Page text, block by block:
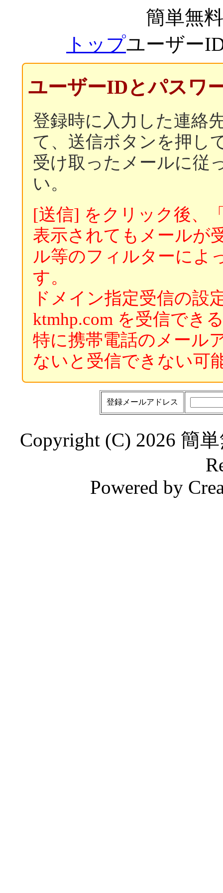
簡単無
トップユーザー
ユーザーIDとパスワ
登録時に入力した連絡
て、送信ボタンを押し
受け取ったメールに従
い。
[送信] をクリック後、
表示されてもメールが
ル等のフィルターによ
す。
ドメイン指定受信の設
ktmhp.com を受信でき
特に携帯電話のメール
ないと受信できない可
登録メールアドレス
Copyright (C) 2026 簡
Powered by